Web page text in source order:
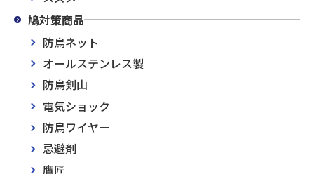
鳩対策商品
防鳥ネット
オールステンレス製
防鳥剣山
電気ショック
防鳥ワイヤー
忌避剤
鷹匠